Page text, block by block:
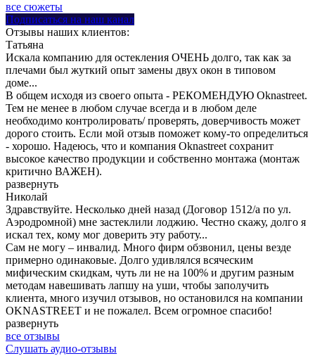
все сюжеты
Подписаться на наш канал
Отзывы наших клиентов:
Татьяна
Искала компанию для остекления ОЧЕНЬ долго, так как за
плечами был жуткий опыт замены двух окон в типовом
доме...
В общем исходя из своего опыта - РЕКОМЕНДУЮ Oknastreet.
Тем не менее в любом случае всегда и в любом деле
необходимо контролировать/ проверять, доверчивость может
дорого стоить. Если мой отзыв поможет кому-то определиться
- хорошо. Надеюсь, что и компания Oknastreet сохранит
высокое качество продукции и собственно монтажа (монтаж
критично ВАЖЕН).
развернуть
Николай
Здравствуйте. Несколько дней назад (Договор 1512/а по ул.
Аэродромной) мне застеклили лоджию. Честно скажу, долго я
искал тех, кому мог доверить эту работу...
Сам не могу – инвалид. Много фирм обзвонил, цены везде
примерно одинаковые. Долго удивлялся всяческим
мифическим скидкам, чуть ли не на 100% и другим разным
методам навешивать лапшу на уши, чтобы заполучить
клиента, много изучил отзывов, но остановился на компании
OKNASTREET и не пожалел. Всем огромное спасибо!
развернуть
все отзывы
Слушать аудио-отзывы